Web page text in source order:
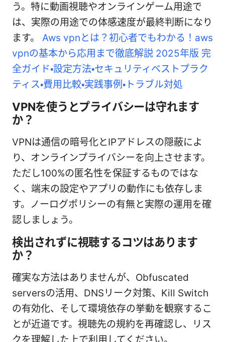
う。特に動画視聴やオンラインゲーム用途で
は、実際の用途での体感速度が最終判断になり
ます。 Aws vpnとは？初心者でもわかる！aws
vpnの基本から応用まで徹底解説 2025年版 完
全ガイド・設定方法・セキュリティベストプラク
ティス・費用比較・実践事例・トラブル対処
VPNを使うとプライバシーは守れます
か？
VPNは通信の暗号化とIPアドレスの隠蔽によ
り、オンラインプライバシーを向上させます。
ただし100%の匿名性を保証するものではな
く、端末の設定やアプリの動作にも依存しま
す。ノーログポリシーの有無と実際の運用を確
認しましょう。
検出されずに視聴するコツはあります
か？
確実な方法はありませんが、Obfuscated
serversの活用、DNSリーク対策、Kill Switch
の有効化、そして環境依存の挙動を観察するこ
とが近道です。視聴先の規約を再確認し、リス
クを理解した上で利用してください。